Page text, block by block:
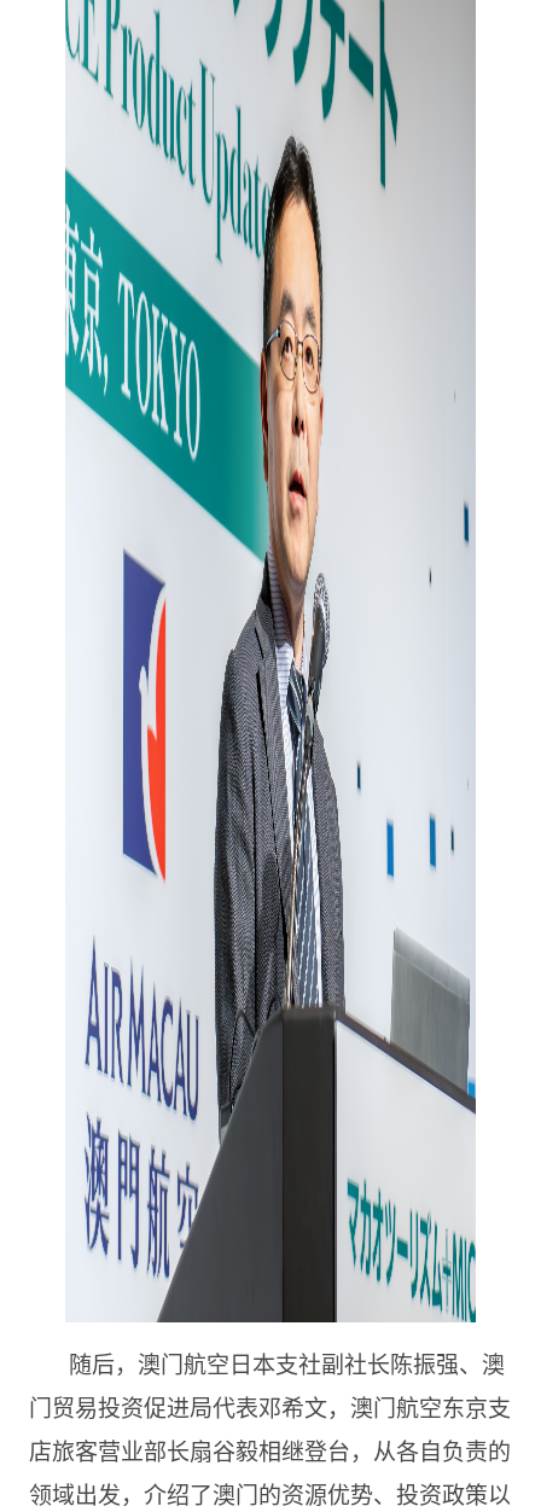
随后，澳门航空日本支社副社长陈振强、澳
门贸易投资促进局代表邓希文，澳门航空东京支
店旅客营业部长扇谷毅相继登台，从各自负责的
领域出发，介绍了澳门的资源优势、投资政策以